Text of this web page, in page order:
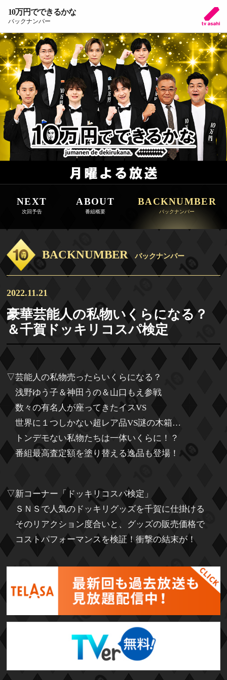
10万円でできるかな
バックナンバー
NEXT
次回予告
ABOUT
番組概要
BACKNUMBER
バックナンバー
BACKNUMBER バックナンバー
2022.11.21
豪華芸能人の私物いくらになる？
＆千賀ドッキリコスパ検定
▽芸能人の私物売ったらいくらになる？
浅野ゆう子＆神田うの＆山口もえ参戦
数々の有名人が座ってきたイスVS
世界に１つしかない超レア品VS謎の木箱…
トンデモない私物たちは一体いくらに！？
番組最高査定額を塗り替える逸品も登場！
▽新コーナー「ドッキリコスパ検定」
ＳＮＳで人気のドッキリグッズを千賀に仕掛ける
そのリアクション度合いと、グッズの販売価格で
コストパフォーマンスを検証！衝撃の結末が！